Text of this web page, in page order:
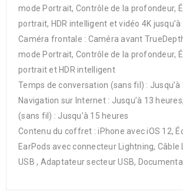
mode Portrait, Contrôle de la profondeur,
portrait, HDR intelligent et vidéo 4K
Caméra frontale : Caméra avant
mode Portrait, Contrôle de la profondeur,
portrait et HDR intelligent
Temps de conversation (sans fil) : Jusqu’à
Navigation sur Internet : Jusqu’à 13
(sans fil) : Jusqu’à 15 heures
Contenu du coffret : iPhone avec iOS 12,
EarPods avec connecteur Lightning, Câble
USB , Adaptateur secteur USB,